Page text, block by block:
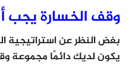
وقف الخسارة يجب
بغض النظر عن استراتيجية
يكون لديك دائمًا مجموعة